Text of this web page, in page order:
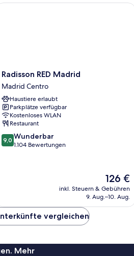
Radisson
RED
Madrid
Madrid
Centro
Radisson RED Madrid
Madrid Centro
Haustiere erlaubt
Parkplätze verfügbar
Kostenloses WLAN
Restaurant
9.0
von
9,0 Wunderbar
1.104 Bewertungen
Der
Preis
beträgt
126 €
inkl. Steuern & Gebühren
9. Aug.–10. Aug.
RED Madrid
vergleichen
Mehr